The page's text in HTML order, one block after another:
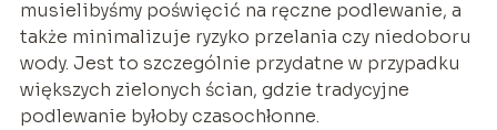
musielibyśmy poświęcić na ręczne podlewanie, a
także minimalizuje ryzyko przelania czy niedoboru
wody. Jest to szczególnie przydatne w przypadku
większych zielonych ścian, gdzie tradycyjne
podlewanie byłoby czasochłonne.